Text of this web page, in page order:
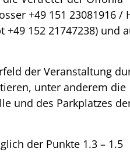
+49 151 23081916 /
+49 152 21747238) und
der Veranstaltung
unter anderem die
und des Parkplatzes
der Punkte 1.3 – 1.5